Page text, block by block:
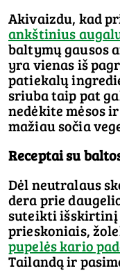
Akivaizdu, kad
ankštinius
baltymų gausos
yra vienas iš
patiekalų
sriuba taip pat
nedėkite mėsos
mažiau sočia
Receptai su
Dėl neutralaus
dera prie
suteikti išskirtinį
prieskoniais,
pupelės kario
Tailandą ir